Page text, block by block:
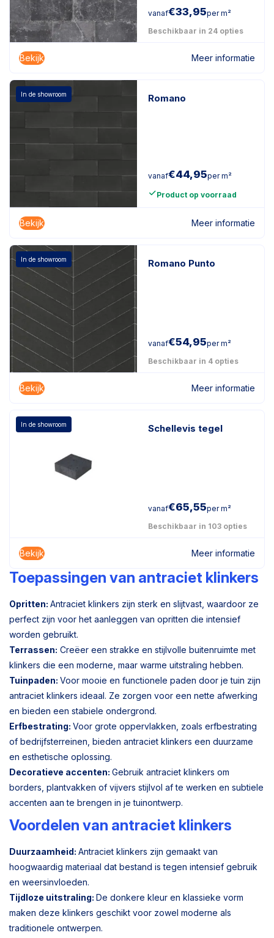
vanaf€33,95per m²
Beschikbaar in 24 opties
Bekijk Meer informatie
In de showroom Romano
vanaf€44,95per m²
Product op voorraad
Bekijk Meer informatie
In de showroom Romano Punto
vanaf€54,95per m²
Beschikbaar in 4 opties
Bekijk Meer informatie
In de showroom Schellevis tegel
vanaf€65,55per m²
Beschikbaar in 103 opties
Bekijk Meer informatie
Toepassingen van antraciet klinkers
Opritten: Antraciet klinkers zijn sterk en slijtvast, waardoor ze
perfect zijn voor het aanleggen van opritten die intensief
worden gebruikt.
Terrassen: Creëer een strakke en stijlvolle buitenruimte met
klinkers die een moderne, maar warme uitstraling hebben.
Tuinpaden: Voor mooie en functionele paden door je tuin zijn
antraciet klinkers ideaal. Ze zorgen voor een nette afwerking
en bieden een stabiele ondergrond.
Erfbestrating: Voor grote oppervlakken, zoals erfbestrating
of bedrijfsterreinen, bieden antraciet klinkers een duurzame
en esthetische oplossing.
Decoratieve accenten: Gebruik antraciet klinkers om
borders, plantvakken of vijvers stijlvol af te werken en subtiele
accenten aan te brengen in je tuinontwerp.
Voordelen van antraciet klinkers
Duurzaamheid: Antraciet klinkers zijn gemaakt van
hoogwaardig materiaal dat bestand is tegen intensief gebruik
en weersinvloeden.
Tijdloze uitstraling: De donkere kleur en klassieke vorm
maken deze klinkers geschikt voor zowel moderne als
traditionele ontwerpen.